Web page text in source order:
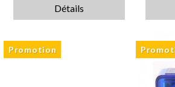
Détails
Promotion